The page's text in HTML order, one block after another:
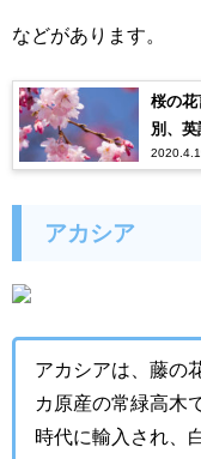
などがあります。
桜の花
別、英
アカシア
アカシアは、藤の
カ原産の常緑高木
時代に輸入され、